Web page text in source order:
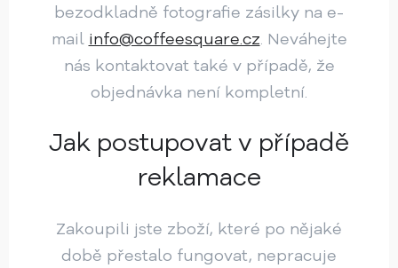
bezodkladně fotografie zásilky na e-
mail info@coffeesquare.cz. Neváhejte
nás kontaktovat také v případě, že
objednávka není kompletní.
Jak postupovat v případě
reklamace
Zakoupili jste zboží, které po nějaké
době přestalo fungovat, nepracuje